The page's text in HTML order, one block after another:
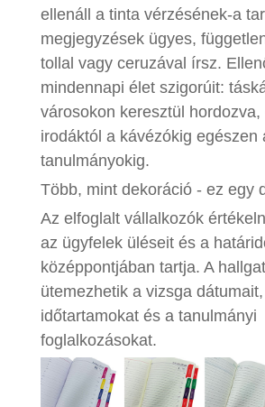
ellenáll a tinta vérzésének-a
megjegyzések ügyes,
tollal vagy ceruzával írsz.
mindennapi élet szigorúit:
városokon keresztül hordozva,
irodáktól a kávézókig egészen
tanulmányokig.
Több, mint dekoráció - ez egy
Az elfoglalt vállalkozók
az ügyfelek üléseit és a
középpontjában tartja. A
ütemezhetik a vizsga
időtartamokat és a tanulmányi
foglalkozásokat.